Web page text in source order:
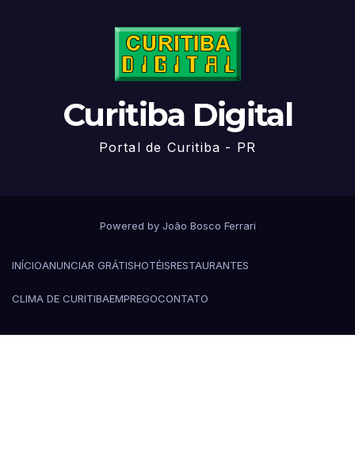
Curitiba Digital
Portal de Curitiba - PR
Powered by João Bosco Ferrari
INÍCIOANUNCIAR GRÁTISHOTÉISRESTAURANTES
CLIMA DE CURITIBAEMPREGOCONTATO